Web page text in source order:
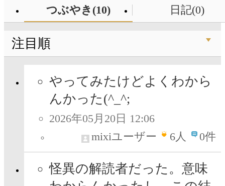
つぶやき(10) 日記(0)
注目順
やってみたけどよくわから
んかった(^_^;
2026年05月20日 12:06
mixiユーザー
6人 0件
怪異の解読者だった。意味